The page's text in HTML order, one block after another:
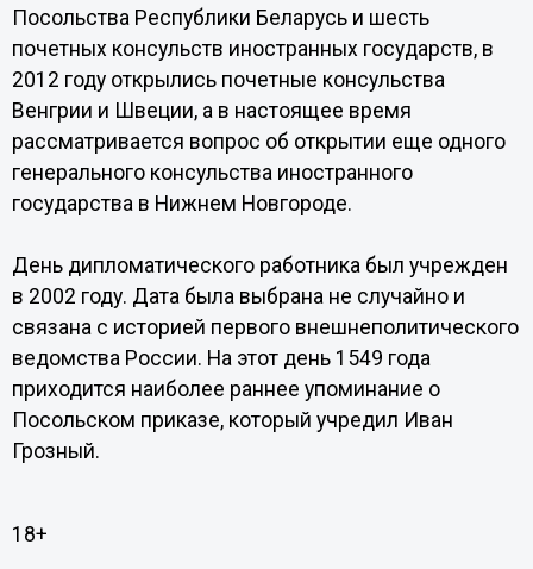
Посольства Республики Беларусь и шесть
почетных консульств иностранных государств, в
2012 году открылись почетные консульства
Венгрии и Швеции, а в настоящее время
рассматривается вопрос об открытии еще одного
генерального консульства иностранного
государства в Нижнем Новгороде.
День дипломатического работника был учрежден
в 2002 году. Дата была выбрана не случайно и
связана с историей первого внешнеполитического
ведомства России. На этот день 1549 года
приходится наиболее раннее упоминание о
Посольском приказе, который учредил Иван
Грозный.
18+